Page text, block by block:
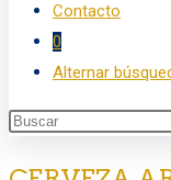
Contacto
0
Alternar